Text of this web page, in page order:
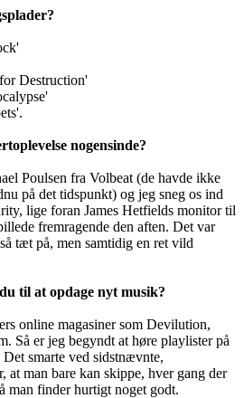
Destruction'
nogensinde?
Poulsen fra Volbeat (de havde ikke
på det tidspunkt) og jeg sneg os ind
lige foran James Hetfields monitor til
fremragende den aften. Det var
tæt på, men samtidig en ret vild
til at opdage nyt musik?
online magasiner som Devilution,
Så er jeg begyndt at høre playlister på
smarte ved sidstnævnte,
at man bare kan skippe, hver gang der
man finder hurtigt noget godt.